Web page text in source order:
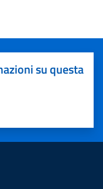
su questa